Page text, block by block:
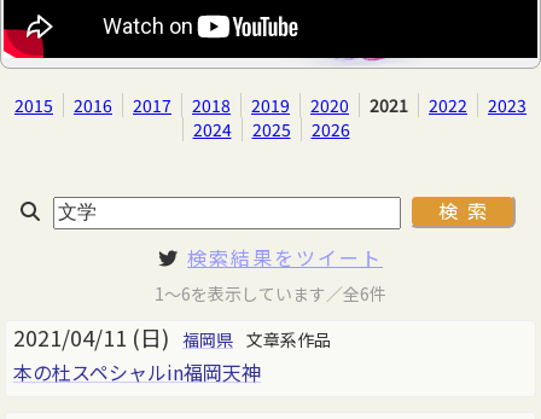
2015 2016 2017 2018 2019 2020 2021 2022
2023
2024
2025 2026
検索結果をツイート
1～6を表示しています／全6件
2021/04/11 (日) 福岡県 文章系作品
本の杜スペシャルin福岡天神